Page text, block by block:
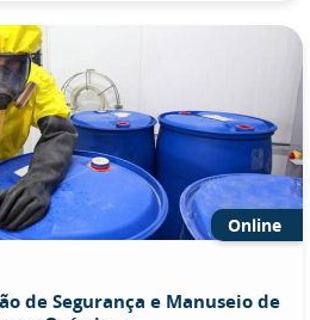
Online
de Segurança e Manuseio de